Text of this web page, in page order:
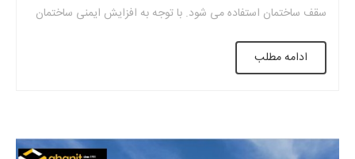
سقف ساختمان استفاده می شود. با توجه به افزایش ایمنی ساختمان
در برابر بلایای طبیعی مانند زلزله، مهندسان و معماران سعی در
استفاده از سیستم های سقف سبک وزن […]
ادامه مطلب